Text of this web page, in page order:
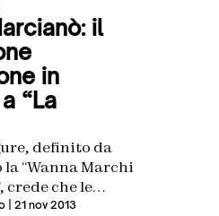
il
in
“La
definito da
“Wanna Marchi
crede che le
in Sardegna
| 21 nov 2013